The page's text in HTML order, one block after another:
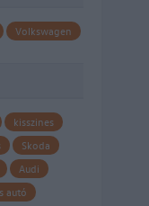
Volkswagen
kisszines
Skoda
Audi
autó